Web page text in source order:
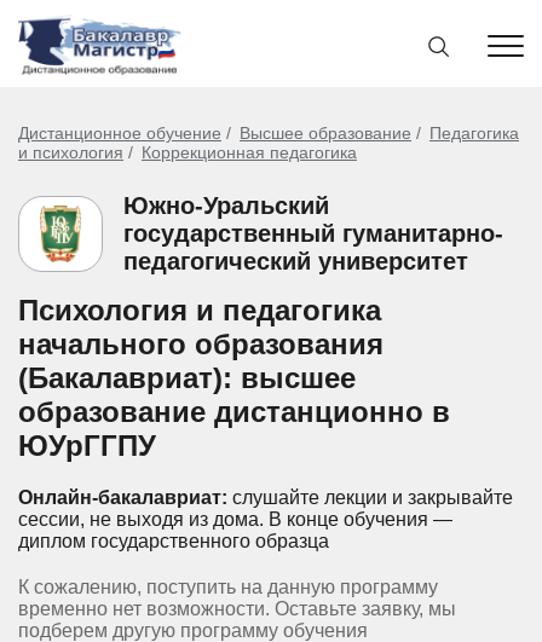
Дистанционное обучение Высшее образование
Педагогика
и психология
Коррекционная педагогика
Южно-Уральский
государственный гуманитарно-
педагогический университет
Психология и педагогика
начального образования
(Бакалавриат): высшее
образование дистанционно в
ЮУрГГПУ
Онлайн-бакалавриат: слушайте лекции и закрывайте
сессии, не выходя из дома. В конце обучения —
диплом государственного образца
К сожалению, поступить на данную программу
временно нет возможности. Оставьте заявку, мы
подберем другую программу обучения